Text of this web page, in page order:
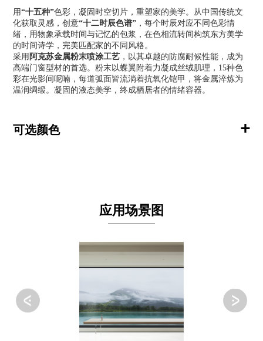
用“十五种”色彩，凝固时空切片，重塑家的美学。从中国传统文
化获取灵感，创意“十二时辰色谱” ，每个时辰对应不同色彩情
绪，用物象承载时间与记忆的包浆，在色相流转间构筑东方美学
的时间诗学，完美匹配家的不同风格。
采用 阿克苏金属粉末喷涂工艺 ，以其卓越的防腐耐候性能，成为
高端门窗型材的首选。粉末以蝶翼附着力凝成丝绒肌理，15种色
彩在光影间呢喃，每道弧面皆流淌着抗氧化铠甲，将金属淬炼为
温润绸缎。凝固的液态美学，终成栖居者的情绪容器。
可选颜色 +
应用场景图